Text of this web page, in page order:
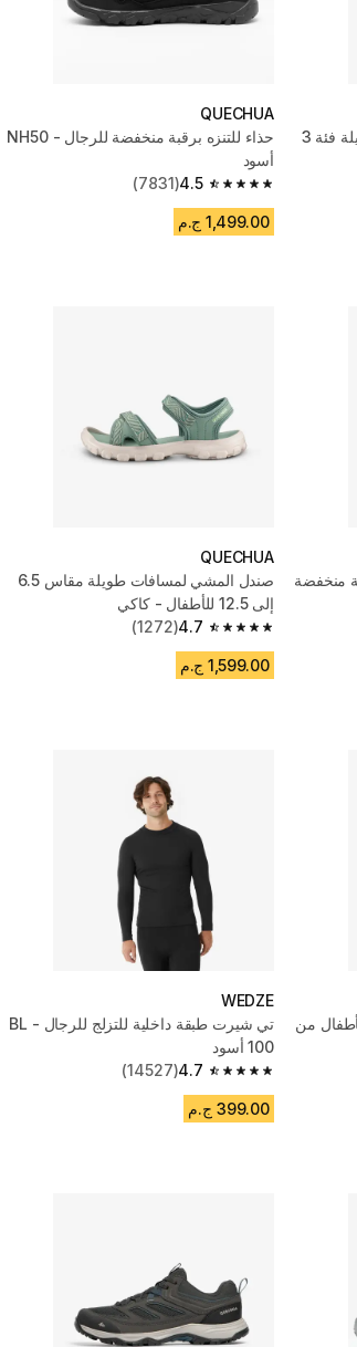
نظارة شمس للمشي مسافات طويلة فئة 3
QUECHUA
حذاء للتنزه برقبة منخفضة للرجال - NH50
أسود
4.5
4.5 out of 5 stars from 7831 reviews
(7831)
1,499.00 ج.م
منخفضة
QUECHUA
صندل المشي لمسافات طويلة مقاس 6.5
إلى 12.5 للأطفال - كاكي
4.7
4.7 out of 5 stars from 1272 reviews
(1272)
1,599.00 ج.م
من
WEDZE
تي شيرت طبقة داخلية للتزلج للرجال - BL
100 أسود
4.7
4.7 out of 5 stars from 14527 reviews
(14527)
399.00 ج.م